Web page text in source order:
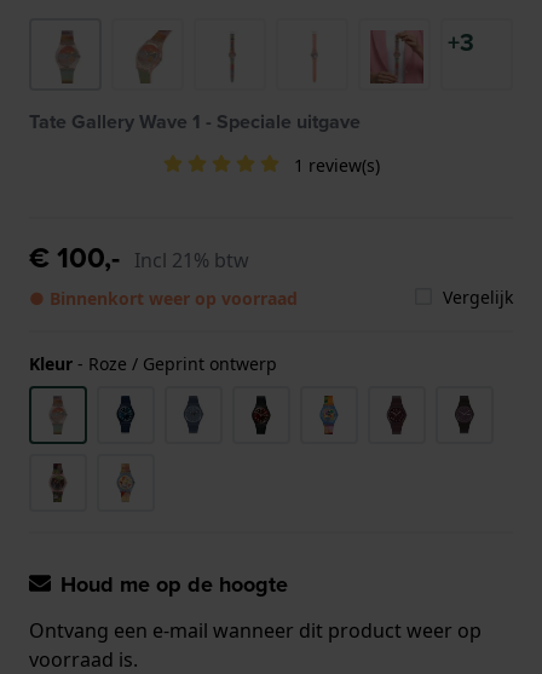
+3
Tate Gallery Wave 1 - Speciale uitgave
1 review(s)
€ 100,- Incl 21% btw
● Binnenkort weer op voorraad Vergelijk
Kleur - Roze / Geprint ontwerp
Houd me op de hoogte
Ontvang een e-mail wanneer dit product weer op
voorraad is.